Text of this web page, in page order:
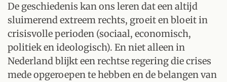
De geschiedenis kan ons leren dat een altijd
sluimerend extreem rechts, groeit en bloeit in
crisisvolle perioden (sociaal, economisch,
politiek en ideologisch). En niet alleen in
Nederland blijkt een rechtse regering die crises
mede opgeroepen te hebben en de belangen van